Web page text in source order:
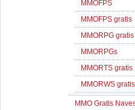
MMOFPS
MMOFPS gratis
MMORPG gratis
MMORPGs
MMORTS gratis
MMORWS gratis
MMO Gratis